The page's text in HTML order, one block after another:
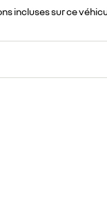
incluses sur ce